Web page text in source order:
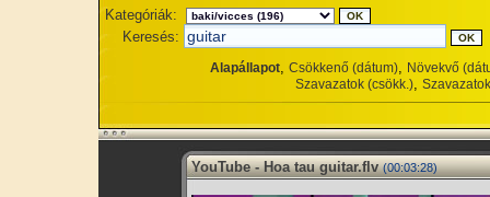
Kategóriák:
Keresés:
Alapállapot, Csökkenő (dátum), Növekvő
Szavazatok (csökk.),
YouTube - Hoa tau guitar.flv (00:03:28)